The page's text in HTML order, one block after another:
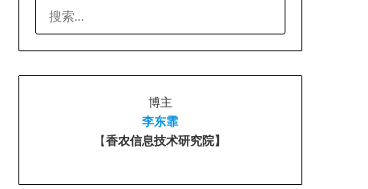
索：
博主
李东霏
【香农信息技术研究院】